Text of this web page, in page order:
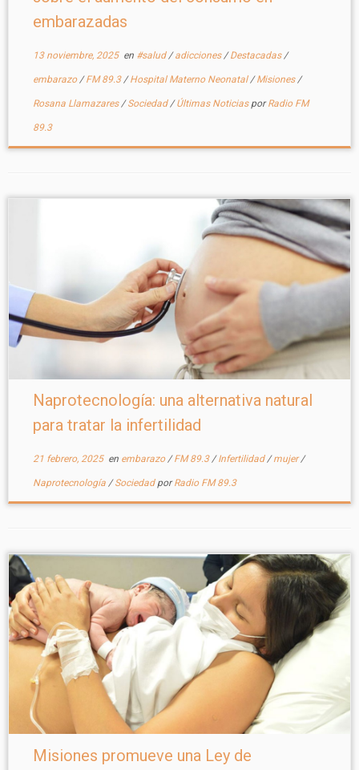
embarazadas
13 noviembre, 2025en #salud/adicciones/Destacadas/
embarazo/FM 89.3/Hospital Materno Neonatal/Misiones/
Rosana Llamazares/Sociedad/Últimas Noticias porRadio FM
89.3
Naprotecnología: una alternativa natural
para tratar la infertilidad
21 febrero, 2025en embarazo/FM 89.3/Infertilidad/mujer/
Naprotecnología /Sociedad porRadio FM 89.3
Misiones promueve una Ley de